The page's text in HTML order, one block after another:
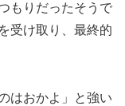
もりだったそうで
受け取り、最終的
はおかよ」と強い